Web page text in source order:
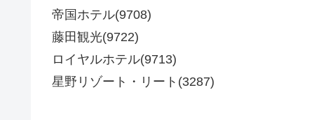
帝国ホテル(9708)
藤田観光(9722)
ロイヤルホテル(9713)
星野リゾート・リート(3287)